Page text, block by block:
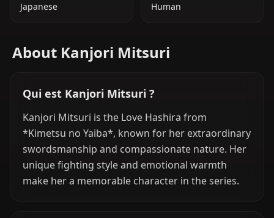
Japanese Human
About Kanjori Mitsuri
Qui est Kanjori Mitsuri ?
Kanjori Mitsuri is the Love Hashira from
*Kimetsu no Yaiba*, known for her extraordinary
swordsmanship and compassionate nature. Her
unique fighting style and emotional warmth
make her a memorable character in the series.